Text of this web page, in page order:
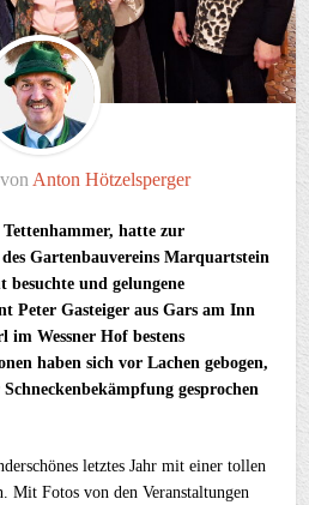
Anton Hötzelsperger
hatte zur
Gartenbauvereins Marquartstein
besuchte und gelungene
Peter Gasteiger aus Gars am Inn
im Wessner Hof bestens
haben sich vor Lachen gebogen,
gesprochen
letztes Jahr mit einer tollen
Mit Fotos von den Veranstaltungen